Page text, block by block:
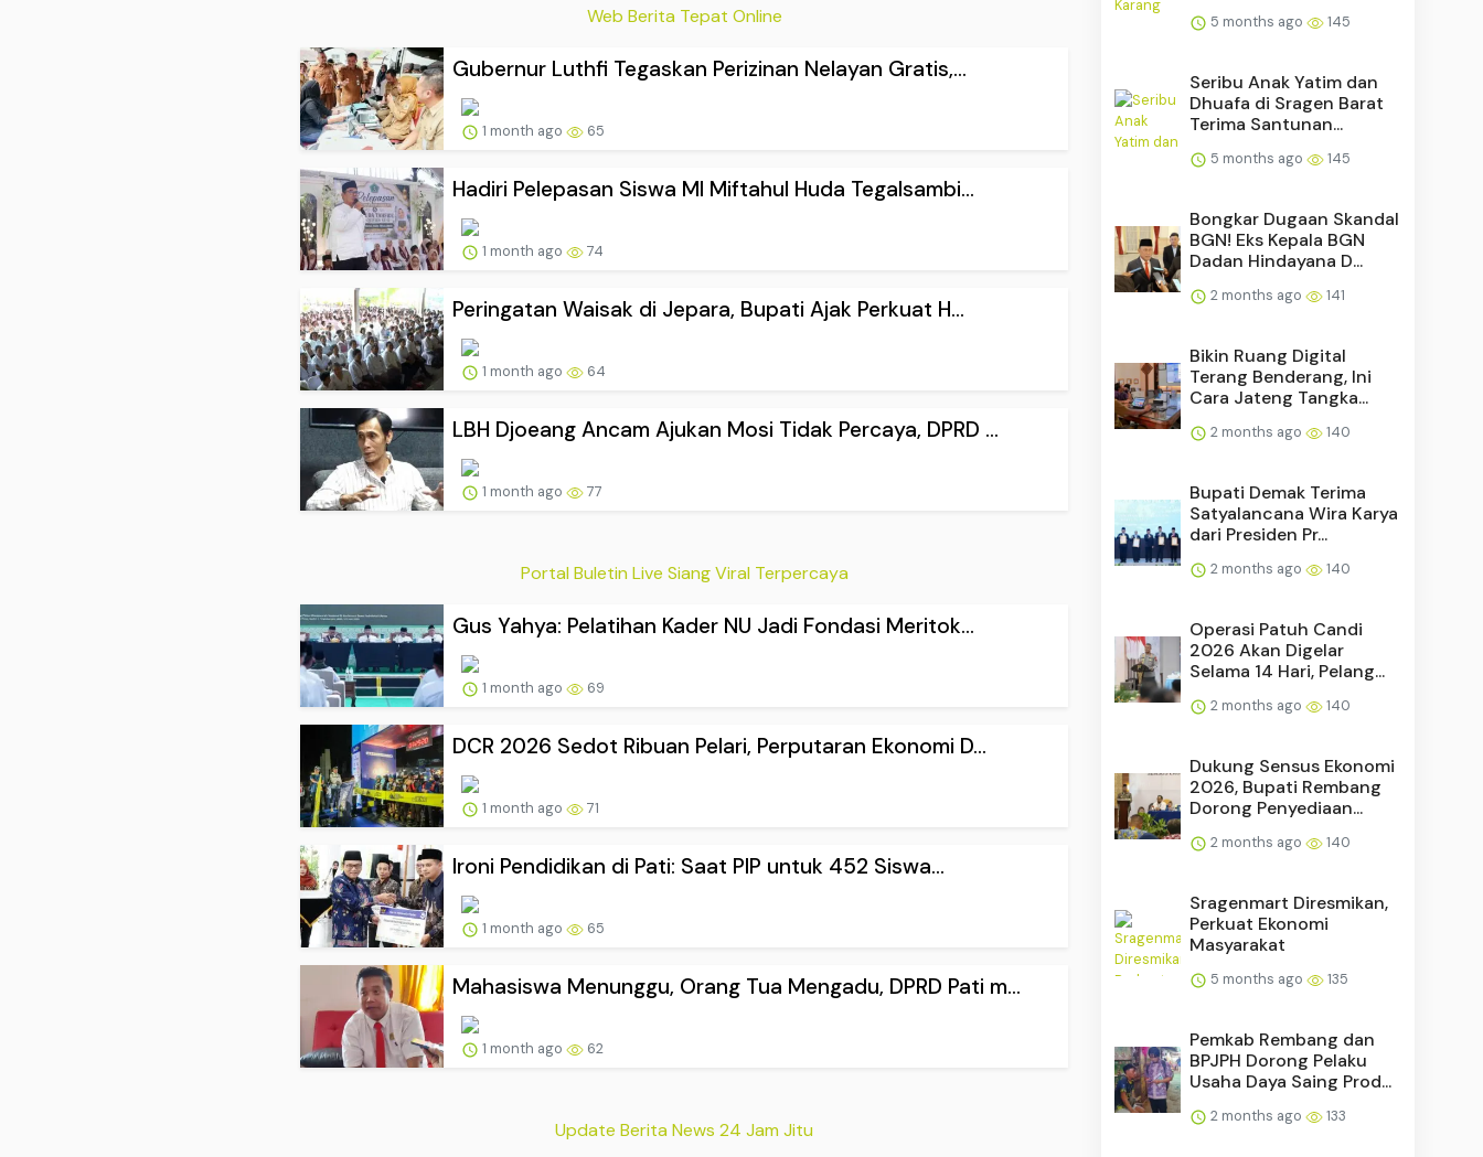
Web Berita Tepat Online
Gubernur Luthfi Tegaskan Perizinan Nelayan Gratis,...
1 month ago 65
Hadiri Pelepasan Siswa MI Miftahul Huda Tegalsambi...
1 month ago 74
Peringatan Waisak di Jepara, Bupati Ajak Perkuat H...
1 month ago 64
LBH Djoeang Ancam Ajukan Mosi Tidak Percaya, DPRD ...
1 month ago 77
Portal Buletin Live Siang Viral Terpercaya
Gus Yahya: Pelatihan Kader NU Jadi Fondasi Meritok...
1 month ago 69
DCR 2026 Sedot Ribuan Pelari, Perputaran Ekonomi D...
1 month ago 71
Ironi Pendidikan di Pati: Saat PIP untuk 452 Siswa...
1 month ago 65
Mahasiswa Menunggu, Orang Tua Mengadu, DPRD Pati m...
1 month ago 62
Update Berita News 24 Jam Jitu
5 months ago 145
Seribu Anak Yatim dan
Dhuafa di Sragen Barat
Terima Santunan...
5 months ago 145
Bongkar Dugaan Skandal
BGN! Eks Kepala BGN
Dadan Hindayana D...
2 months ago 141
Bikin Ruang Digital
Terang Benderang, Ini
Cara Jateng Tangka...
2 months ago 140
Bupati Demak Terima
Satyalancana Wira Karya
dari Presiden Pr...
2 months ago 140
Operasi Patuh Candi
2026 Akan Digelar
Selama 14 Hari, Pelang...
2 months ago 140
Dukung Sensus Ekonomi
2026, Bupati Rembang
Dorong Penyediaan...
2 months ago 140
Sragenmart Diresmikan,
Perkuat Ekonomi
Masyarakat
5 months ago 135
Pemkab Rembang dan
BPJPH Dorong Pelaku
Usaha Daya Saing Prod...
2 months ago 133